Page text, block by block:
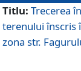
Titlu: Trecerea
terenului înscris
zona str.